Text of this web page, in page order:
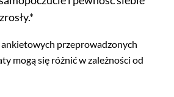
przeprowadzonych
mogą się różnić w zależności od